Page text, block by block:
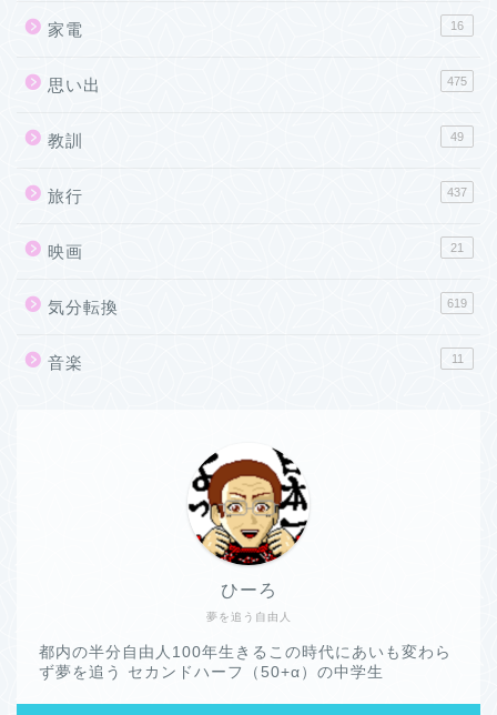
家電 16
思い出 475
教訓 49
旅行 437
映画 21
気分転換 619
音楽 11
夢を追う自由人
ひーろ
都内の半分自由人100年生きるこの時代にあいも変わら
ず夢を追う セカンドハーフ（50+α）の中学生